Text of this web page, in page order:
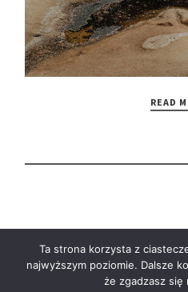
READ
Ta strona korzysta z
najwyższym poziomie. Dalsze
że zgadzasz się